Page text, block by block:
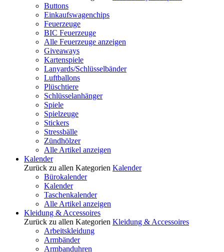
Buttons
Einkaufswagenchips
Feuerzeuge
BIC Feuerzeuge
Alle Feuerzeuge anzeigen
Giveaways
Kartenspiele
Lanyards/Schlüsselbänder
Luftballons
Plüschtiere
Schlüsselanhänger
Spiele
Spielzeuge
Stickers
Stressbälle
Zündhölzer
Alle Artikel anzeigen
Kalender
Zurück zu allen Kategorien Kalender
Bürokalender
Kalender
Taschenkalender
Alle Artikel anzeigen
Kleidung & Accessoires
Zurück zu allen Kategorien Kleidung & Accessoires
Arbeitskleidung
Armbänder
Armbanduhren